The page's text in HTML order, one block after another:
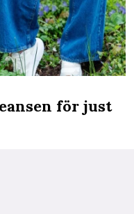
för just